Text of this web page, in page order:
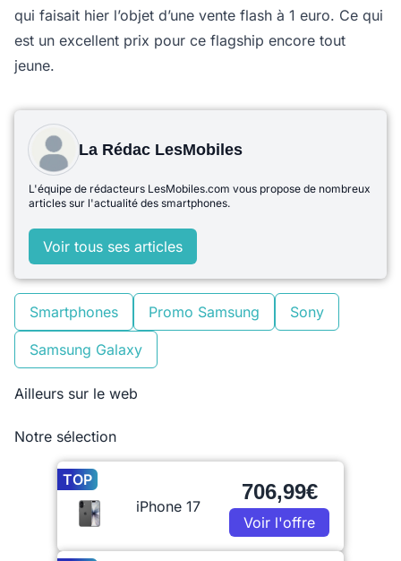
qui faisait hier l’objet d’une vente flash à 1 euro. Ce qui
est un excellent prix pour ce flagship encore tout
jeune.
La Rédac LesMobiles
L'équipe de rédacteurs LesMobiles.com vous propose de nombreux
articles sur l'actualité des smartphones.
Voir tous ses articles
Smartphones Promo Samsung Sony
Samsung Galaxy
Ailleurs sur le web
Notre sélection
TOP
iPhone 17
706,99€
Voir l'offre